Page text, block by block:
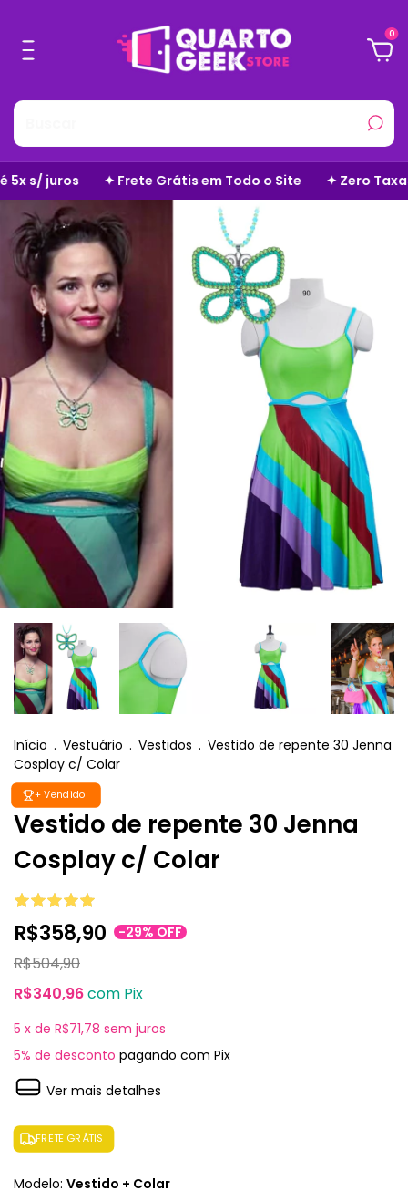
0
✦ Zero Taxas Adicionais ✦ Parcele em até 5x s/
Início . Vestuário . Vestidos . Vestido de repente 30 Jenna
Cosplay c/ Colar
+ Vendido
Vestido de repente 30 Jenna
Cosplay c/ Colar
R$358,90 -29% OFF
R$504,90
R$340,96com Pix
5 x de R$71,78 sem juros
5% de desconto pagando com Pix
Ver mais detalhes
FRETE GRÁTIS
Modelo: Vestido + Colar